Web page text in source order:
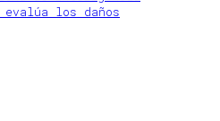
los daños